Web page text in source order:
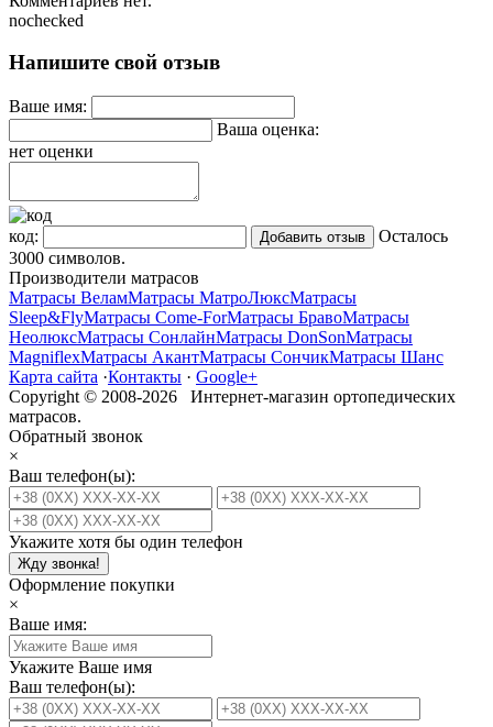
nochecked
Напишите свой отзыв
Ваше имя:
Ваша оценка:
нет оценки
код:
Осталось
3000 символов.
Производители матрасов
Матрасы ВеламМатрасы МатроЛюксМатрасы
Sleep&FlyМатрасы Come-ForМатрасы БравоМатрасы
НеолюксМатрасы СонлайнМатрасы DonSonМатрасы
MagniflexМатрасы АкантМатрасы СончикМатрасы Шанс
Карта сайта ·Контакты · Google+
Copyright © 2008-2026 Интернет-магазин ортопедических
матрасов.
Обратный звонок
×
Ваш телефон(ы):
Укажите хотя бы один телефон
Жду звонка!
Оформление покупки
×
Ваше имя:
Укажите Ваше имя
Ваш телефон(ы):